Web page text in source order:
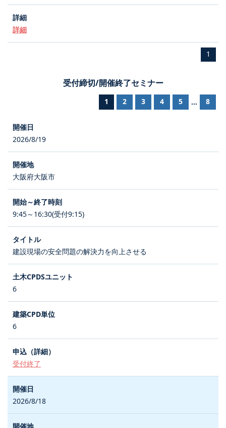
詳細
1
受付締切/開催終了セミナー
1 2 3 4 5 ... 8
2026/8/19
大阪府大阪市
9:45～16:30(受付9:15)
建設現場の安全問題の解決力を向上させる
6
6
受付終了
2026/8/18